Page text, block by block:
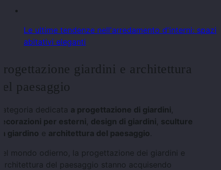
Le ultime tendenze nell'arredamento d'interni: spazi
abitativi eleganti
giardini e architettura
paesaggio
dedicata a progettazione di giardini
per esterni design di giardini sculture
giardino e architettura del paesaggio.
mondo odierno, la progettazione dei giardini e
del paesaggio stanno acquisendo